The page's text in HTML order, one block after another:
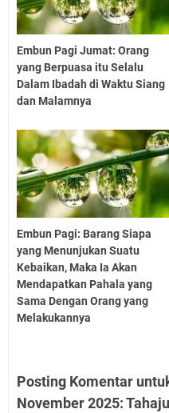
Embun Pagi Jumat: Orang
yang Berpuasa itu Selalu
Dalam Ibadah di Waktu Siang
dan Malamnya
Embun Pagi: Barang Siapa
yang Menunjukan Suatu
Kebaikan, Maka Ia Akan
Mendapatkan Pahala yang
Sama Dengan Orang yang
Melakukannya
Posting Komentar
November 2025: